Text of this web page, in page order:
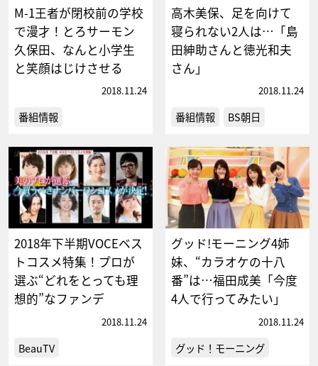
M-1王者が閉校前の学校
で漫才！とろサーモン
久保田、なんと小学生
と笑顔はじけさせる
2018.11.24
番組情報
高木美保、足を向けて
寝られない2人は…「島
田紳助さんと徳光和夫
さん」
2018.11.24
番組情報 BS朝日
2018年下半期VOCEベス
トコスメ特集！プロが
選ぶ“どれをとっても理
想的”なファンデ
2018.11.24
BeauTV
グッド!モーニング4姉
妹、“カラオケの十八
番”は…福田成美「今度
4人で行ってみたい」
2018.11.24
グッド！モーニング